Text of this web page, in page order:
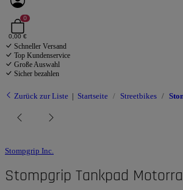
0
0,00 €
Schneller Versand
Top Kundenservice
Große Auswahl
Sicher bezahlen
Zurück zur Liste Startseite Streetbikes
Stompgrip Inc.
Stompgrip Tankpad